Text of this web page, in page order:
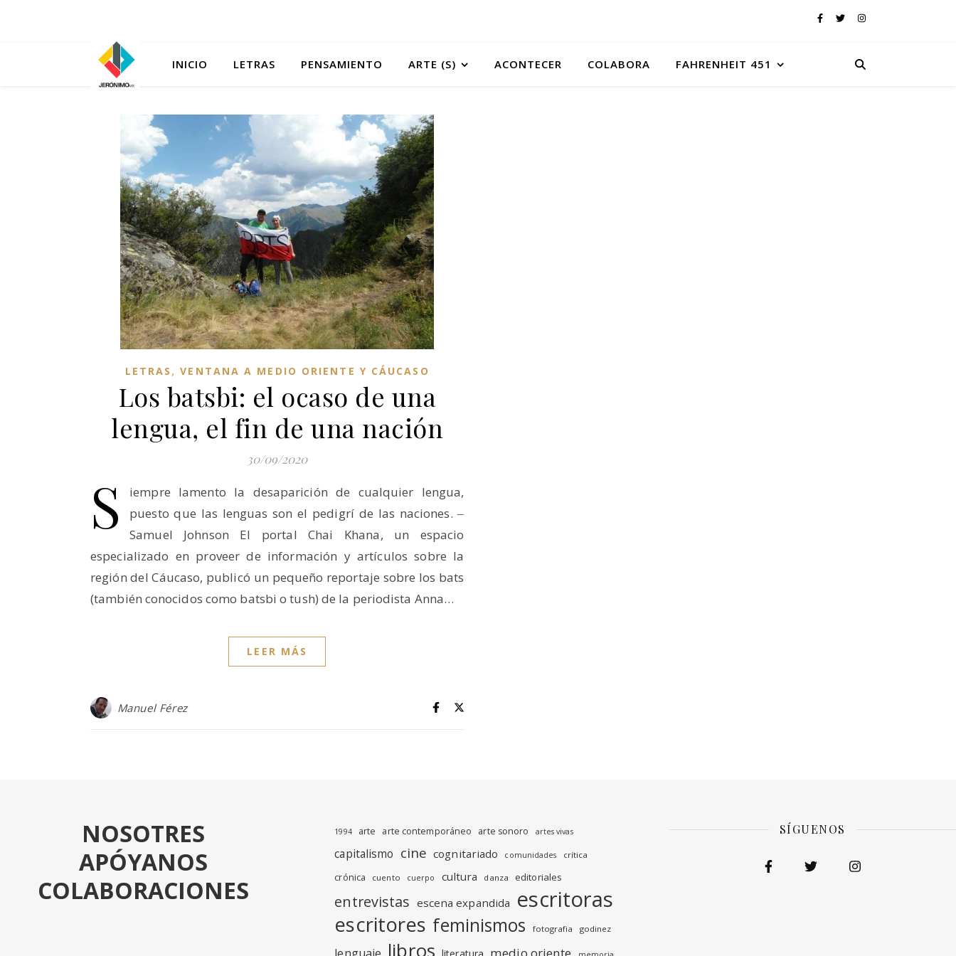
INICIO LETRAS PENSAMIENTO ARTE (S) ACONTECER COLABORA FAHRENHEIT 451
LETRAS ,VENTANA A MEDIO ORIENTE Y CÁUCASO
Los batsbi: el ocaso de una
lengua, el fin de una nación
30/09/2020
S
iempre lamento la desaparición de cualquier lengua,
puesto que las lenguas son el pedigrí de las naciones. ‒
Samuel Johnson El portal Chai Khana, un espacio
especializado en proveer de información y artículos sobre la
región del Cáucaso, publicó un pequeño reportaje sobre los bats
(también conocidos como batsbi o tush) de la periodista Anna…
LEER MÁS
Manuel Férez
NOSOTRES
APÓYANOS
COLABORACIONES
1994 arte arte contemporáneo arte sonoro artes vivas
capitalismo cine cognitariado comunidades crítica
crónica cuento cuerpo cultura danza editoriales
entrevistas escena expandida escritoras
escritores feminismos fotografia godinez
lenguaje libros literatura medio oriente
SÍGUENOS